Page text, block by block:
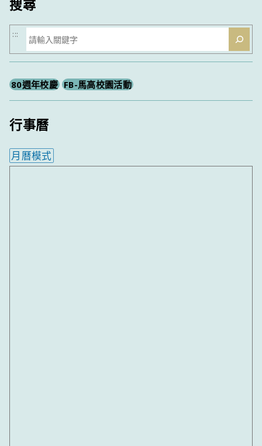
搜尋
搜
尋
:::
80週年校慶 FB-馬高校園活動
行事曆
月曆模式